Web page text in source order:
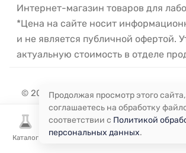
Каталог Избранное
Интернет-магазин товаров для
*Цена на сайте носит
и не является публичной офертой.
актуальную стоимость в отделе
© 2017 — 2026 ХимБаза. Интернет-
для лабораторий. Оптовый
посуды и оборудования.
Продолжая просмотр этого
соглашаетесь на обработку
соответствии с Политикой
персональных данных.